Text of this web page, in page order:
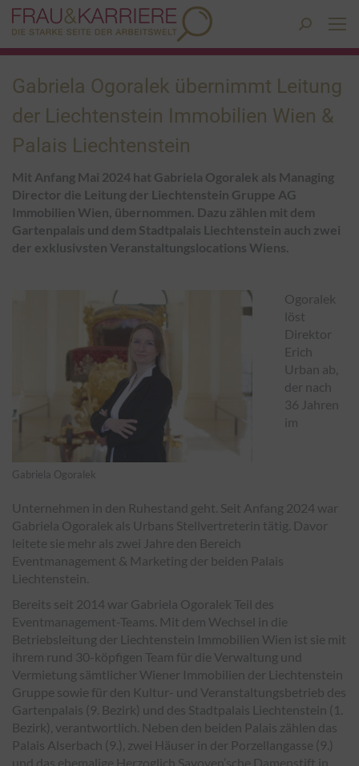
Search:
Gabriela Ogoralek übernimmt Leitung
der Liechtenstein Immobilien Wien &
Palais Liechtenstein
Mit Anfang Mai 2024 hat Gabriela Ogoralek als Managing
Director die Leitung der Liechtenstein Gruppe AG
Immobilien Wien, übernommen. Dazu zählen mit dem
Gartenpalais und dem Stadtpalais Liechtenstein auch zwei
der exklusivsten Veranstaltungslocations Wiens.
Gabriela Ogoralek
Ogoralek
löst
Direktor
Erich
Urban ab,
der nach
36 Jahren
im
Unternehmen in den Ruhestand geht. Seit Anfang 2024 war
Gabriela Ogoralek als Urbans Stellvertreterin tätig. Davor
leitete sie mehr als zwei Jahre den Bereich
Eventmanagement & Marketing der beiden Palais
Liechtenstein.
Bereits seit 2014 war Gabriela Ogoralek Teil des
Eventmanagement-Teams. Mit dem Wechsel in die
Betriebsleitung der Liechtenstein Immobilien Wien ist sie mit
ihrem rund 30-köpfigen Team für die Verwaltung und
Vermietung sämtlicher Wiener Immobilien der Liechtenstein
Gruppe sowie für den Kultur- und Veranstaltungsbetrieb des
Gartenpalais (9. Bezirk) und des Stadtpalais Liechtenstein (1.
Bezirk), verantwortlich. Neben den beiden Palais zählen das
Palais Alserbach (9.), zwei Häuser in der Porzellangasse (9.)
und das ehemalige Herzoglich Savoyen’sche Damenstift in